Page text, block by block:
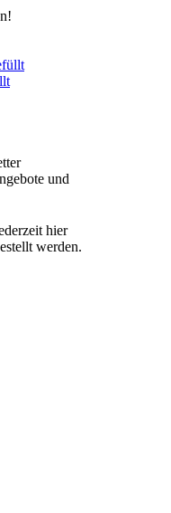
und
hier
werden.